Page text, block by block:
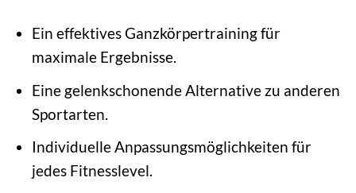
Ein effektives Ganzkörpertraining für
maximale Ergebnisse.
Eine gelenkschonende Alternative zu anderen
Sportarten.
Individuelle Anpassungsmöglichkeiten für
jedes Fitnesslevel.